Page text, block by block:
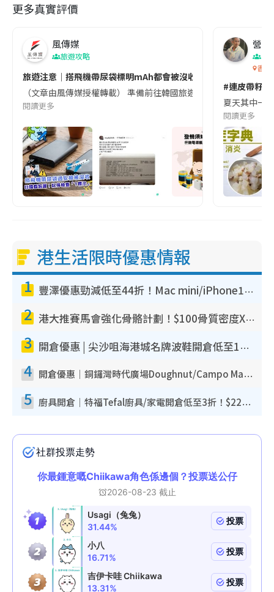
更多真實評價
風傳媒
旅遊攻略
旅遊注意｜搭飛機帶尿袋標明mAh都會被沒收😱出發前切記檢查
（文章由風傳媒授權轉載） 準備前往韓國旅遊的民眾，近期要
閱讀更多
營養
香港
#連皮帶籽
夏天其中一
閱讀更多
港生活限時優惠情報
1 豐澤優惠勁減低至44折！Mac mini/iPhone17Pro大減價！廚房家電$220起
2 港大推賽馬會強化骨骼計劃！$100骨質密度X光檢查 完成免費運動訓練送超市禮券！附參加資格
3 開倉優惠 | 尖沙咀海港城名牌波鞋開倉低至1折！On鞋$899起／Joy&Peace鞋履$98起
4 開倉優惠｜銅鑼灣時代廣場Doughnut/Campo Marzio開倉低至1折！背囊、書包、手袋劈價$200起
5 廚具開倉｜特福Tefal廚具/家電開倉低至3折！$220起買平底鍋/炒鑊/湯煲！電飯煲/吸塵機/燙斗$418起